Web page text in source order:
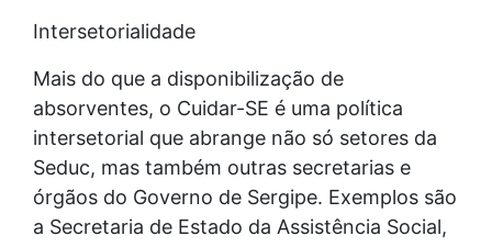
Intersetorialidade
Mais do que a disponibilização de
absorventes, o Cuidar-SE é uma política
intersetorial que abrange não só setores da
Seduc, mas também outras secretarias e
órgãos do Governo de Sergipe. Exemplos são
a Secretaria de Estado da Assistência Social,